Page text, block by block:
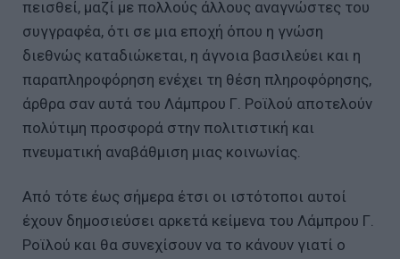
πεισθεί, μαζί με πολλούς άλλους αναγνώστες του
συγγραφέα, ότι σε μια εποχή όπου η γνώση
διεθνώς καταδιώκεται, η άγνοια βασιλεύει και η
παραπληροφόρηση ενέχει τη θέση πληροφόρησης,
άρθρα σαν αυτά του Λάμπρου Γ. Ροϊλού αποτελούν
πολύτιμη προσφορά στην πολιτιστική και
πνευματική αναβάθμιση μιας κοινωνίας.
Από τότε έως σήμερα έτσι οι ιστότοποι αυτοί
έχουν δημοσιεύσει αρκετά κείμενα του Λάμπρου Γ.
Ροϊλού και θα συνεχίσουν να το κάνουν γιατί ο